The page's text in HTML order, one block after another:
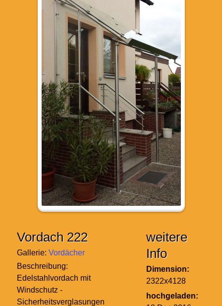
Vordach 222
Gallerie: Vordächer
Beschreibung:
Edelstahlvordach mit
Windschutz -
Sicherheitsverglasungen
weitere
Info
Dimension:
2322x4128
hochgeladen: